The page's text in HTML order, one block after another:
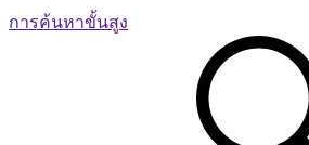
การค้นหาขั้นสูง